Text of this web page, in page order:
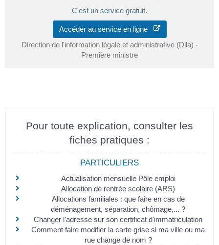
C'est un service gratuit.
Accéder au service en ligne
Direction de l'information légale et administrative (Dila) -
Première ministre
Pour toute explication, consulter les
fiches pratiques :
PARTICULIERS
Actualisation mensuelle Pôle emploi
Allocation de rentrée scolaire (ARS)
Allocations familiales : que faire en cas de
déménagement, séparation, chômage,... ?
Changer l'adresse sur son certificat d'immatriculation
Comment faire modifier la carte grise si ma ville ou ma
rue change de nom ?